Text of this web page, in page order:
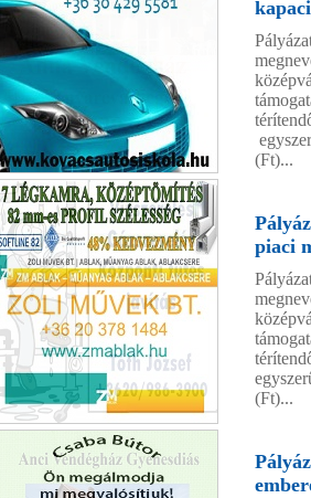
Kovács-Tihanyi Autósiskola
Zoli művek bt
(Ft)...
piaci
(Ft)...